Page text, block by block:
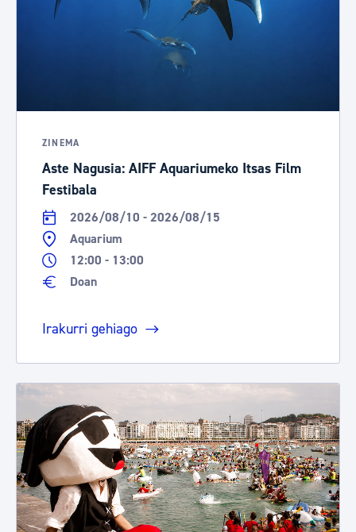
ZINEMA
Aste Nagusia: AIFF Aquariumeko Itsas Film
Festibala
2026/08/10 - 2026/08/15
Aquarium
12:00 - 13:00
Doan
Irakurri gehiago